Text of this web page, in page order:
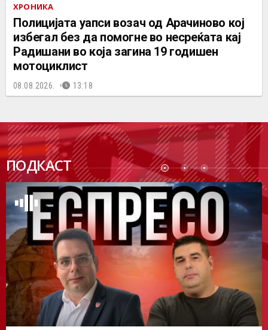
ХРОНИКА
Полицијата уапси возач од Арачиново кој
избегал без да помогне во несреќата кај
Радишани во која загина 19 годишен
мотоциклист
08.08.2026. 13:18
ПОДКАСТ
ПОДК
АСТ